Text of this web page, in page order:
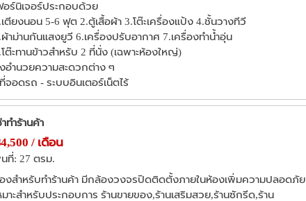
อร์นิเจอร์ประกอบด้วย
เตียงนอน 5-6 ฟุต 2.ตู้เสื้อผ้า 3.โต๊ะเครื่องแป้ง 4.ชั้นวางทีวี
ผ้าม่านกันแสงยูวี 6.เครื่องปรับอากาศ 7.เครื่องทำน้ำอุ่น
ต๊ะทานข้าวสำหรับ 2 ที่นั่ง (เฉพาะห้องใหญ่)
อำนวยความสะดวกต่าง ๆ
จอดรถ - ระบบอินเตอร์เน็ตไร้
าทำร้านค้า
/ เดือน
ที่: 27 ตรม.
งสำหรับทำร้านค้า มีกล้องวงจรปิดติดตั้งภายในห้องเพิ่มความปลอดภัย
มาะสำหรับประกอบการ ร้านขายของ,ร้านเสริมสวย,ร้านซักรีด,ร้าน